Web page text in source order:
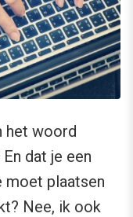
het woord
dat je een
moet plaatsen
Nee, ik ook